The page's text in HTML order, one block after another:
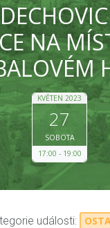
NA
KVĚTEN 2023
27
SOBOTA
17:00
19:00
události: